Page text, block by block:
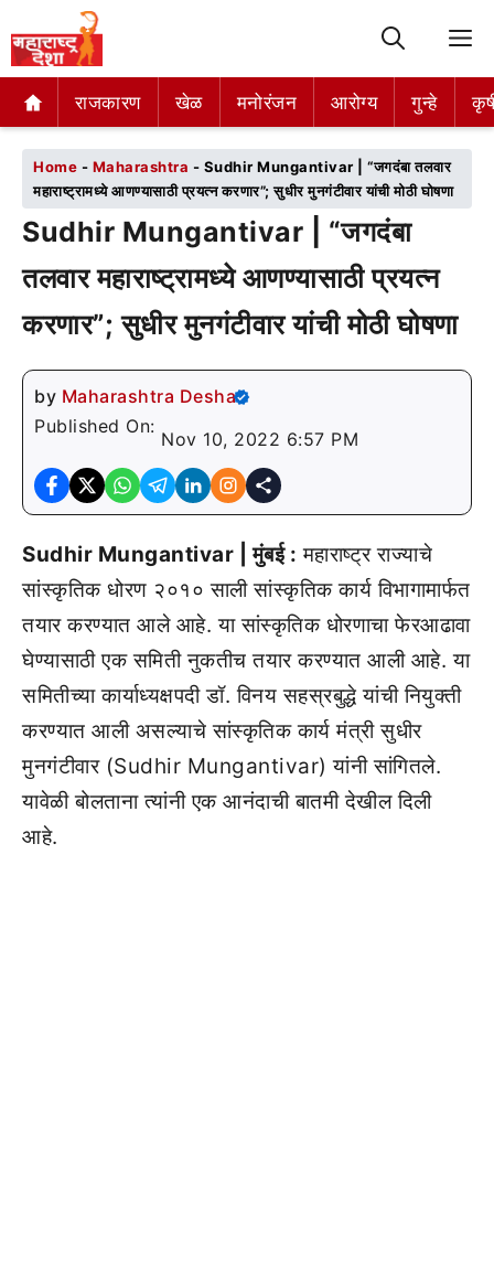
राजकारण खेळ मनोरंजन आरोग्य गुन्हे
राजकारण खेळ मनोरंजन आरोग्य गुन्हे
Home - Maharashtra - Sudhir Mungantivar | “जगदंबा तलवार
महाराष्ट्रामध्ये आणण्यासाठी प्रयत्न करणार”; सुधीर मुनगंटीवार यांची मोठी घोषणा
Sudhir Mungantivar | “जगदंबा
तलवार महाराष्ट्रामध्ये आणण्यासाठी प्रयत्न
करणार”; सुधीर मुनगंटीवार यांची मोठी घोषणा
by Maharashtra Desha
Published On:
Nov 10, 2022 6:57 PM
Sudhir Mungantivar | मुंबई : महाराष्ट्र राज्याचे
सांस्कृतिक धोरण २०१० साली सांस्कृतिक कार्य विभागामार्फत
तयार करण्यात आले आहे. या सांस्कृतिक धोरणाचा फेरआढावा
घेण्यासाठी एक समिती नुकतीच तयार करण्यात आली आहे. या
समितीच्या कार्याध्यक्षपदी डॉ. विनय सहस्रबुद्धे यांची नियुक्ती
करण्यात आली असल्याचे सांस्कृतिक कार्य मंत्री सुधीर
मुनगंटीवार (Sudhir Mungantivar) यांनी सांगितले.
यावेळी बोलताना त्यांनी एक आनंदाची बातमी देखील दिली
आहे.